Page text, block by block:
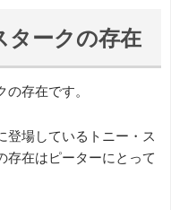
タークの存在
の存在です。
登場しているトニー・ス
存在はピーターにとって